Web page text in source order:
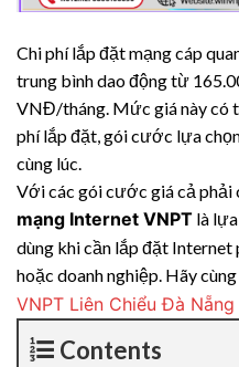
Chi phí lắp đặt mạng cáp
trung bình dao động từ
VNĐ/tháng. Mức giá này có
phí lắp đặt, gói cước lựa
cùng lúc.
Với các gói cước giá cả phải
mạng Internet VNPT là
dùng khi cần lắp đặt Internet
hoặc doanh nghiệp. Hãy
VNPT Liên Chiểu Đà
Contents